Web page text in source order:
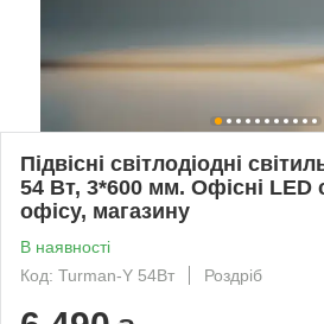
Підвісні світлодіодні
54 Вт, 3*600 мм. Офісні LED
офісу, магазину
В наявності
Код: Turman-Y 54Вт
Роздріб